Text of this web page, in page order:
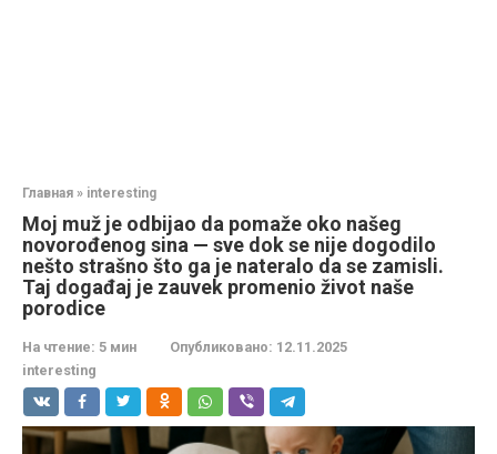
Главная » interesting
Moj muž je odbijao da pomaže oko našeg
novorođenog sina — sve dok se nije dogodilo
nešto strašno što ga je nateralo da se zamisli.
Taj događaj je zauvek promenio život naše
porodice
На чтение: 5 мин Опубликовано: 12.11.2025
interesting